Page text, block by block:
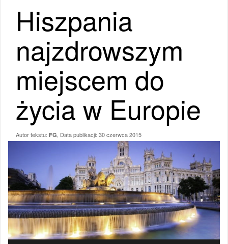
Hiszpania
najzdrowszym
miejscem do
życia w Europie
Autor tekstu: FG , Data publikacji: 30 czerwca 2015